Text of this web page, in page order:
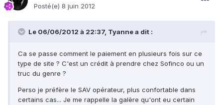
Posté(e) 8 juin 2012
Le 06/06/2012 à 22:37, Tyanne a dit :
Ca se passe comment le paiement en plusieurs fois sur ce
type de site ? C'est un crédit à prendre chez Sofinco ou un
truc du genre ?
Perso je préfère le SAV opérateur, plus confortable dans
certains cas... Je me rappelle la galère qu'ont eu certain